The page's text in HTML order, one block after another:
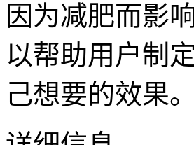
因为减肥而影
以帮助用户制
己想要的效果。